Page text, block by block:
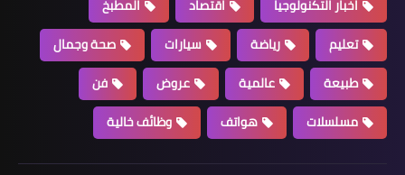
اخبار التكنولوجيا اقتصاد
المطبخ
تعليم
رياضة سيارات
صحة وجمال
طبيعة
عالمية عروض
فن
مسلسلات
هواتف وظائف خالية